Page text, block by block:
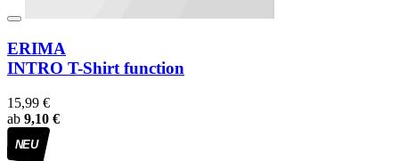
ERIMA
INTRO T-Shirt function
15,99 €
ab 9,10 €
NEU